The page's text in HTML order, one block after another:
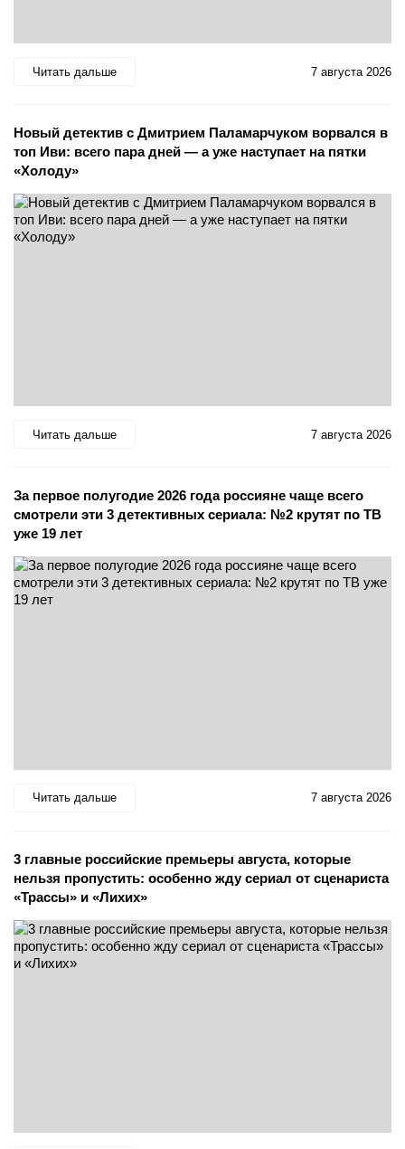
Читать дальше 7 августа 2026
Новый детектив с Дмитрием Паламарчуком ворвался в
топ Иви: всего пара дней — а уже наступает на пятки
«Холоду»
Читать дальше 7 августа 2026
За первое полугодие 2026 года россияне чаще всего
смотрели эти 3 детективных сериала: №2 крутят по ТВ
уже 19 лет
Читать дальше 7 августа 2026
3 главные российские премьеры августа, которые
нельзя пропустить: особенно жду сериал от сценариста
«Трассы» и «Лихих»